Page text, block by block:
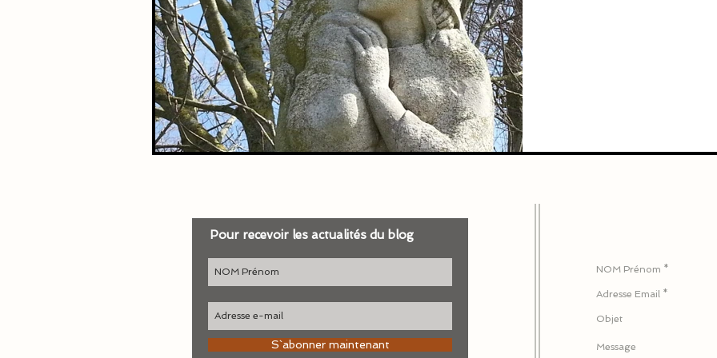
Pour recevoir les actualités du blog
S`abonner maintenant